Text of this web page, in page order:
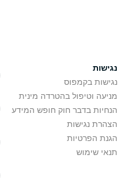
נגישות
נגישות בקמפוס
מניעה וטיפול בהטרדה מינית
הנחיות בדבר חוק חופש המידע
הצהרת נגישות
הגנת הפרטיות
תנאי שימוש